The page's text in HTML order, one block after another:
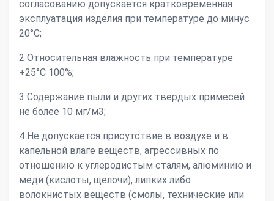
согласованию допускается кратковременная
эксплуатация изделия при температуре до минус
20°С;
2 Относительная влажность при температуре
+25°С 100%;
3 Содержание пыли и других твердых примесей
не более 10 мг/м3;
4 Не допускается присутствие в воздухе и в
капельной влаге веществ, агрессивных по
отношению к углеродистым сталям, алюминию и
меди (кислоты, щелочи), липких либо
волокнистых веществ (смолы, технические или